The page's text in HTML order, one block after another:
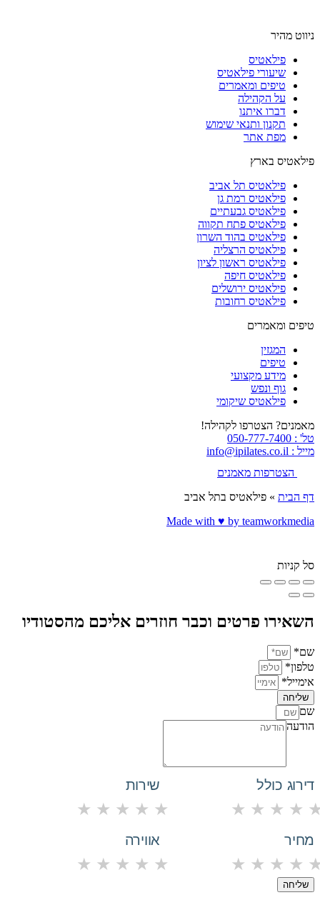
ניווט מהיר
פילאטיס
שיעורי פילאטיס
טיפים ומאמרים
על הקהילה
דברו איתנו
תקנון ותנאי שימוש
מפת אתר
פילאטיס בארץ
פילאטיס תל אביב
פילאטיס רמת גן
פילאטיס גבעתיים
פילאטיס פתח תקווה
פילאטיס בהוד השרון
פילאטיס הרצליה
פילאטיס ראשון לציון
פילאטיס חיפה
פילאטיס ירושלים
פילאטיס רחובות
טיפים ומאמרים
המגזין
טיפים
מידע מקצועי
גוף ונפש
פילאטיס שיקומי
מאמנים? הצטרפו לקהילה!
טל' : 050-777-7400
מייל : info@ipilates.co.il
הצטרפות מאמנים
דף הבית » פילאטיס בתל אביב
Made with ♥️ by teamworkmedia
סל קניות
השאירו פרטים וכבר חוזרים אליכם מהסטודיו
שם*
טלפון*
אימייל*
שליחה
שם
הודעה
דירוג כולל
★ ★ ★ ★
שירות
★ ★ ★ ★ ★
מחיר
★ ★ ★ ★
אווירה
★ ★ ★ ★ ★
שליחה